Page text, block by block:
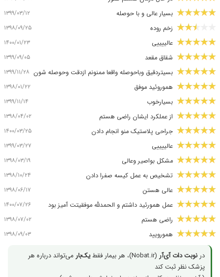
بسیار عالی و با حوصله ۱۳۹۹/۰۳/۱۲
زخم روده ۱۳۹۸/۰۹/۲۵
عالییییی ۱۴۰۰/۰۱/۲۳
شقاق مقعد ۱۳۹۹/۰۹/۰۵
بسیتردقیق وباحوصله واقعا ممنونم ازدقت وحوصله شون ۱۳۹۹/۱۱/۲۸
هموروئید موفق ۱۳۹۸/۰۱/۲۲
بسیارخوب ۱۳۹۹/۱۱/۱۴
از عملکرد ایشان راضی هستم ۱۳۹۸/۰۴/۰۲
جراحی پلاستیک منو انجام دادن ۱۴۰۰/۰۳/۲۵
عالییییی ۱۳۹۹/۰۳/۲۷
مشکل بواصیر وعالی ۱۳۹۸/۰۳/۱۹
تشخیص به عمل کیسه صفرا دادن ۱۳۹۸/۱۰/۲۴
عالی هستن ۱۳۹۸/۰۶/۱۷
عمل همورئید داشتم و الحمدلله موفقیتت آمیز بود ۱۴۰۰/۰۷/۲۶
راضی هستم ۱۳۹۸/۰۷/۰۲
همورویید ۱۳۹۸/۰۹/۰۳
در نوبت دات آی‌آر (Nobat.ir)، هر بیمار فقط یک‌بار می‌تواند درباره هر
پزشک نظر ثبت کند